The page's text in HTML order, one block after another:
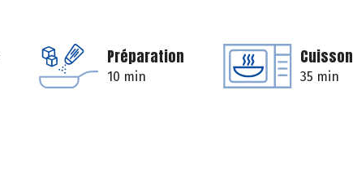
Préparation
10 min
Cuisson
35 min